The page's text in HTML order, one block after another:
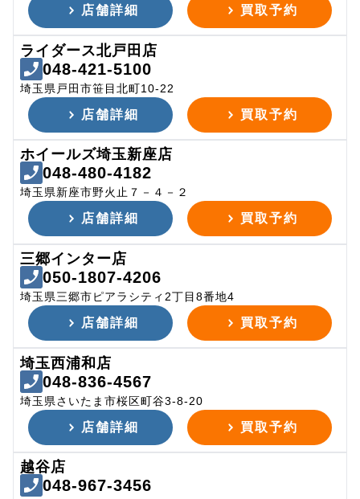
店舗詳細 買取予約
ライダース北戸田店
048-421-5100
埼玉県戸田市笹目北町10-22
店舗詳細 買取予約
ホイールズ埼玉新座店
048-480-4182
埼玉県新座市野火止７－４－２
店舗詳細 買取予約
三郷インター店
050-1807-4206
埼玉県三郷市ピアラシティ2丁目8番地4
店舗詳細 買取予約
埼玉西浦和店
048-836-4567
埼玉県さいたま市桜区町谷3-8-20
店舗詳細 買取予約
越谷店
048-967-3456